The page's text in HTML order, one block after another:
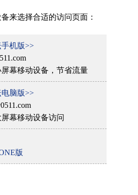
来选择合适的访问页面：
机版>>
幕移动设备，节省流量
脑版>>
幕移动设备访问
版